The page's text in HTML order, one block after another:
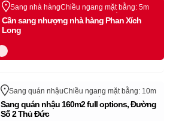
Sang nhà hàngChiều ngang mặt bằng: 5m
Phan Xích Long
Quận Phú NhuậnHồ Chí Minh
Cần sang nhượng nhà hàng Phan Xích
Long
Sang quán nhậuChiều ngang mặt bằng: 10m
Quận Thủ Đức - TP Thủ Đức Hồ Chí Minh
Sang quán nhậu 160m2 full options, Đường
Số 2 Thủ Đức